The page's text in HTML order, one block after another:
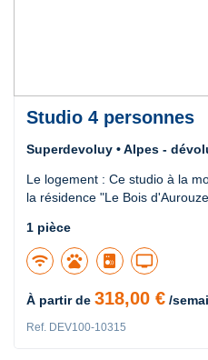
Studio 4 personnes
Superdevoluy • Alpes -
Le logement : Ce studio à la
la résidence "Le Bois
1 pièce
wifi pets tv
À partir de 318,00 € /
Ref. DEV100-10315